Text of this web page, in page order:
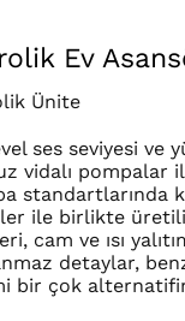
Ev
Ünite
ses seviyesi ve
vidalı pompalar
standartlarında
ile birlikte
cam ve ısı
detaylar,
bir çok alternatifin